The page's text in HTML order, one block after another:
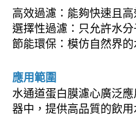
高效過濾：能夠快速且
選擇性過濾：只允許水
節能環保：模仿自然界
應用範圍
水通道蛋白膜濾心廣泛
器中，提供高品質的飲用